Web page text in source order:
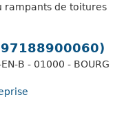
rampants de toitures
B - 01000 - BOURG